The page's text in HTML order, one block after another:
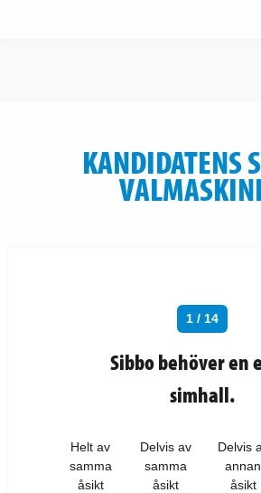
KANDIDATENS
1 / 14
Sibbo behöver en
simhall.
Helt av
samma
åsikt
Delvis av
samma
åsikt
Delvis
annan
åsikt